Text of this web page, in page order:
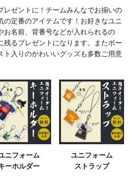
レゼントに！チームみんなでお揃いの
定番のアイテムです！お好きなユニ
お名前、背番号などが入れられるの
残るプレゼントになります。またボー
ト入りのかわいいグッズも多数ご用意
ニフォーム
ーホルダー
ユニフォーム
ストラップ